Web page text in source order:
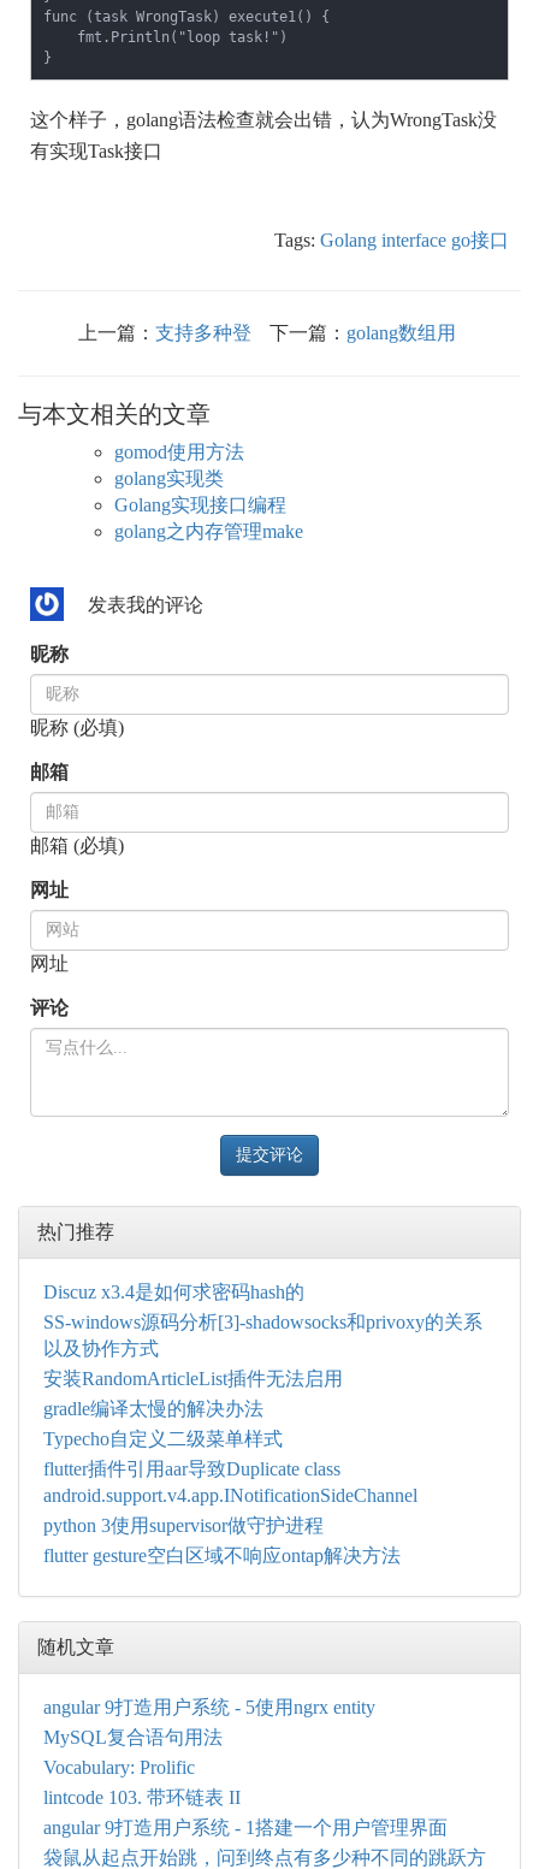
func (task WrongTask) execute1() {
}
这个样子，golang语法检查就会出错，认为WrongTask没
有实现Task接口
Tags: Golang interface go接口
上一篇： 支持多种登
下一篇： golang数组用
与本文相关的文章
gomod使用方法
golang实现类
Golang实现接口编程
golang之内存管理make
发表我的评论
昵称
昵称 (必填)
邮箱
邮箱 (必填)
网址
网址
评论
提交评论
热门推荐
Discuz x3.4是如何求密码hash的
SS-windows源码分析[3]-shadowsocks和privoxy的关系
以及协作方式
安装RandomArticleList插件无法启用
gradle编译太慢的解决办法
Typecho自定义二级菜单样式
flutter插件引用aar导致Duplicate class
android.support.v4.app.INotificationSideChannel
python 3使用supervisor做守护进程
flutter gesture空白区域不响应ontap解决方法
随机文章
angular 9打造用户系统 - 5使用ngrx entity
MySQL复合语句用法
Vocabulary: Prolific
lintcode 103. 带环链表 II
angular 9打造用户系统 - 1搭建一个用户管理界面
袋鼠从起点开始跳，问到终点有多少种不同的跳跃方